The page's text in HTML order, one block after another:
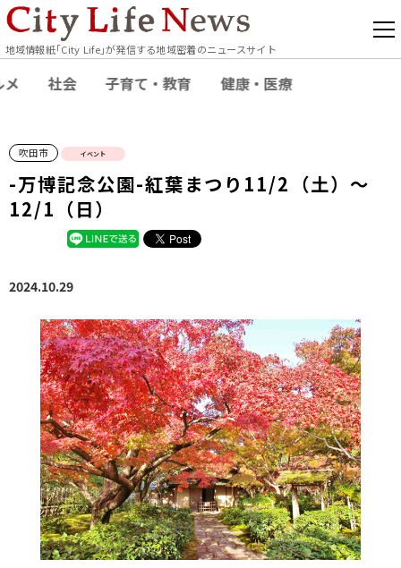
地域情報紙｢City Life｣が発信する地域密着のニュースサイト
メ 社会 子育て・教育 健康・医療
吹田市 イベント
-万博記念公園-紅葉まつり11/2（土）～
12/1（日）
2024.10.29